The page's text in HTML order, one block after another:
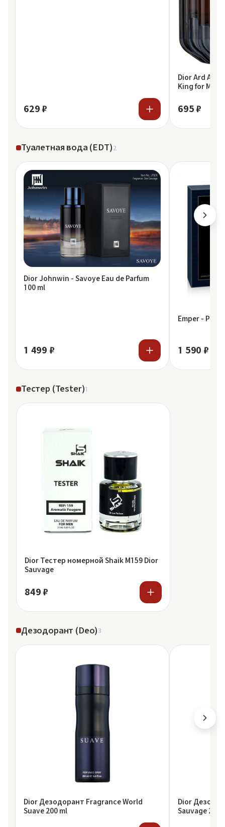
629 ₽
Dior Ard Al
King for Men
695 ₽
Туалетная вода (EDT)2
Dior Johnwin - Savoye Eau de Parfum
100 ml
1 499 ₽
Emper -
1 590 ₽
Тестер (Tester)1
Dior Тестер номерной Shaik M159 Dior
Sauvage
849 ₽
Дезодорант (Deo)3
Dior Дезодорант Fragrance World
Suave 200 ml
Dior
Sauvage 200